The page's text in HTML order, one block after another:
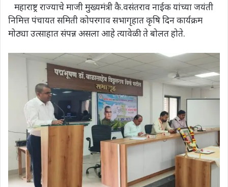
महाराष्ट्र राज्याचे माजी मुख्यमंत्री कै.वसंतराव नाईक यांच्या जयंती
निमित्त पंचायत समिती कोपरगाव सभागृहात कृषि दिन कार्यक्रम
मोठ्या उत्साहात संपन्न असला आहे त्यावेळी ते बोलत होते.